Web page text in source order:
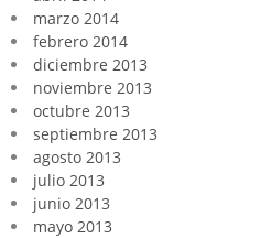
marzo 2014
febrero 2014
diciembre 2013
noviembre 2013
octubre 2013
septiembre 2013
agosto 2013
julio 2013
junio 2013
mayo 2013